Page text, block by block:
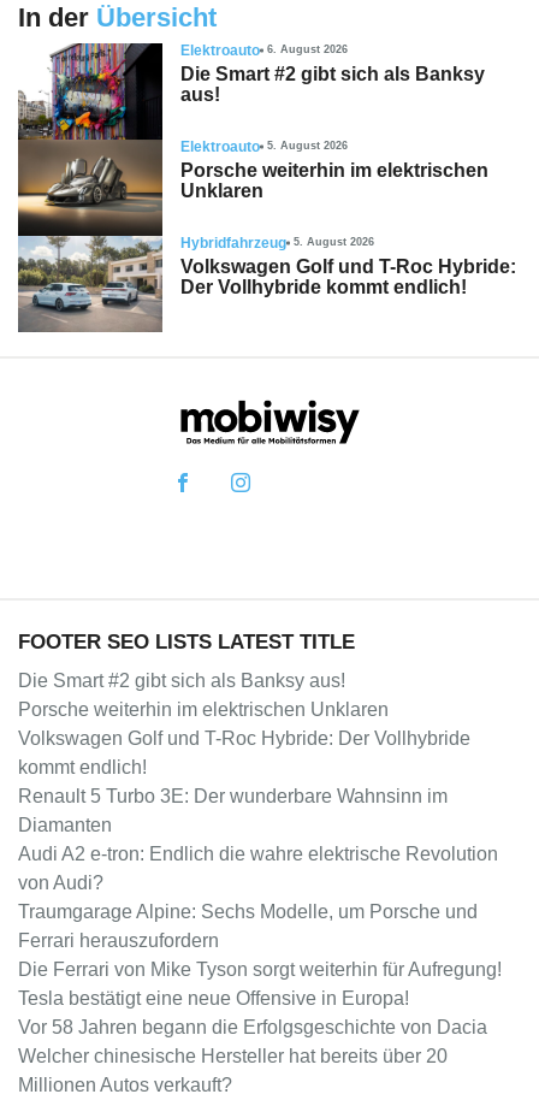
In der Übersicht
Elektroauto 6. August 2026
Die Smart #2 gibt sich als Banksy
aus!
Elektroauto 5. August 2026
Porsche weiterhin im elektrischen
Unklaren
Hybridfahrzeug 5. August 2026
Volkswagen Golf und T-Roc Hybride:
Der Vollhybride kommt endlich!
FOOTER SEO LISTS LATEST TITLE
Die Smart #2 gibt sich als Banksy aus!
Porsche weiterhin im elektrischen Unklaren
Volkswagen Golf und T-Roc Hybride: Der Vollhybride
kommt endlich!
Renault 5 Turbo 3E: Der wunderbare Wahnsinn im
Diamanten
Audi A2 e-tron: Endlich die wahre elektrische Revolution
von Audi?
Traumgarage Alpine: Sechs Modelle, um Porsche und
Ferrari herauszufordern
Die Ferrari von Mike Tyson sorgt weiterhin für Aufregung!
Tesla bestätigt eine neue Offensive in Europa!
Vor 58 Jahren begann die Erfolgsgeschichte von Dacia
Welcher chinesische Hersteller hat bereits über 20
Millionen Autos verkauft?